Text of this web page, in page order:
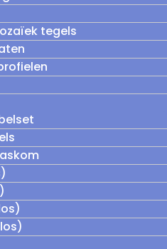
tegels